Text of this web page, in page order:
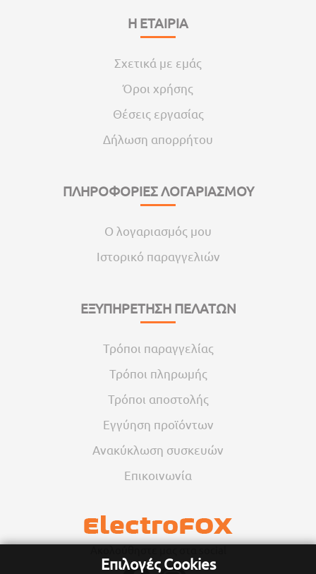
Η ΕΤΑΙΡΙΑ
Σχετικά με εμάς
Όροι χρήσης
Θέσεις εργασίας
Δήλωση απορρήτου
ΠΛΗΡΟΦΟΡΙΕΣ ΛΟΓΑΡΙΑΣΜΟΥ
Ο λογαριασμός μου
Ιστορικό παραγγελιών
ΕΞΥΠΗΡΕΤΗΣΗ ΠΕΛΑΤΩΝ
Τρόποι παραγγελίας
Τρόποι πληρωμής
Τρόποι αποστολής
Εγγύηση προϊόντων
Ανακύκλωση συσκευών
Επικοινωνία
Επιλογές Cookies